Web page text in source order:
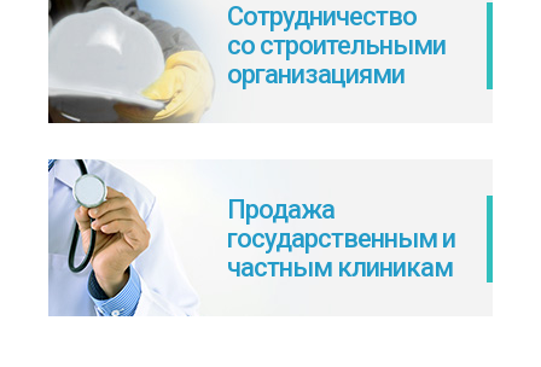
Сотрудничество
со строительными
организациями
Продажа
государственным и
частным клиникам